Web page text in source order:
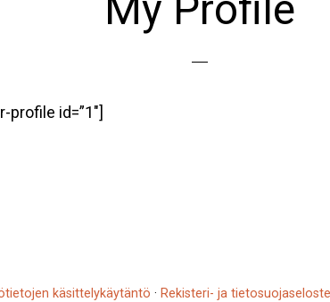
id=”1″]
käsittelykäytäntö · Rekisteri- ja tietosuojaseloste